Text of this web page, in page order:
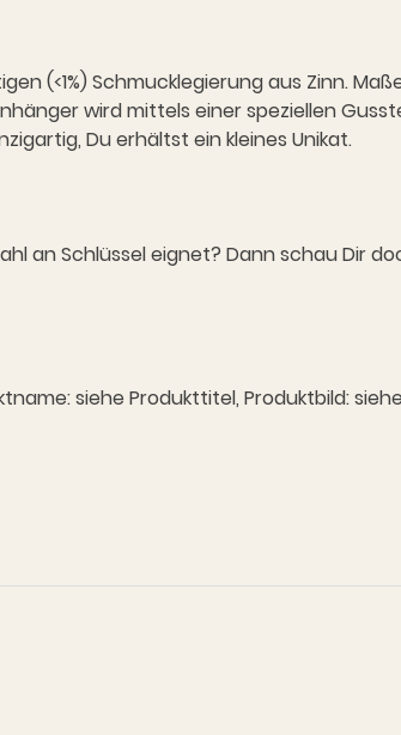
(<1%) Schmucklegierung aus Zinn.
wird mittels einer speziellen
Du erhältst ein kleines Unikat.
an Schlüssel eignet? Dann schau Dir
siehe Produkttitel, Produktbild: